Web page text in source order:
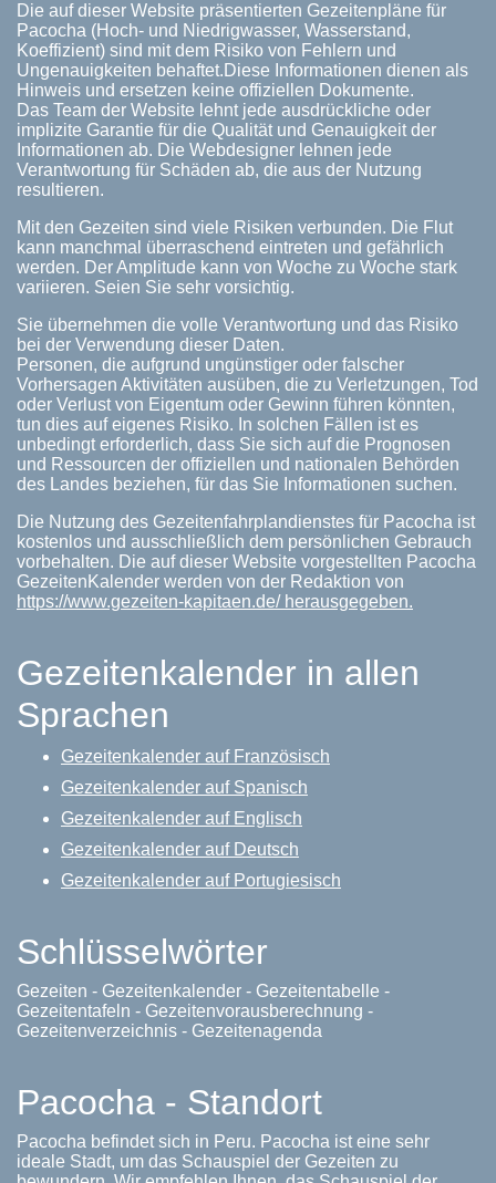
Die auf dieser Website präsentierten Gezeitenpläne für
Pacocha (Hoch- und Niedrigwasser, Wasserstand,
Koeffizient) sind mit dem Risiko von Fehlern und
Ungenauigkeiten behaftet.Diese Informationen dienen als
Hinweis und ersetzen keine offiziellen Dokumente.
Das Team der Website lehnt jede ausdrückliche oder
implizite Garantie für die Qualität und Genauigkeit der
Informationen ab. Die Webdesigner lehnen jede
Verantwortung für Schäden ab, die aus der Nutzung
resultieren.
Mit den Gezeiten sind viele Risiken verbunden. Die Flut
kann manchmal überraschend eintreten und gefährlich
werden. Der Amplitude kann von Woche zu Woche stark
variieren. Seien Sie sehr vorsichtig.
Sie übernehmen die volle Verantwortung und das Risiko
bei der Verwendung dieser Daten.
Personen, die aufgrund ungünstiger oder falscher
Vorhersagen Aktivitäten ausüben, die zu Verletzungen, Tod
oder Verlust von Eigentum oder Gewinn führen könnten,
tun dies auf eigenes Risiko. In solchen Fällen ist es
unbedingt erforderlich, dass Sie sich auf die Prognosen
und Ressourcen der offiziellen und nationalen Behörden
des Landes beziehen, für das Sie Informationen suchen.
Die Nutzung des Gezeitenfahrplandienstes für Pacocha ist
kostenlos und ausschließlich dem persönlichen Gebrauch
vorbehalten. Die auf dieser Website vorgestellten Pacocha
GezeitenKalender werden von der Redaktion von
https://www.gezeiten-kapitaen.de/ herausgegeben.
Gezeitenkalender in allen
Sprachen
Gezeitenkalender auf Französisch
Gezeitenkalender auf Spanisch
Gezeitenkalender auf Englisch
Gezeitenkalender auf Deutsch
Gezeitenkalender auf Portugiesisch
Schlüsselwörter
Gezeiten - Gezeitenkalender - Gezeitentabelle -
Gezeitentafeln - Gezeitenvorausberechnung -
Gezeitenverzeichnis - Gezeitenagenda
Pacocha - Standort
Pacocha befindet sich in Peru. Pacocha ist eine sehr
ideale Stadt, um das Schauspiel der Gezeiten zu